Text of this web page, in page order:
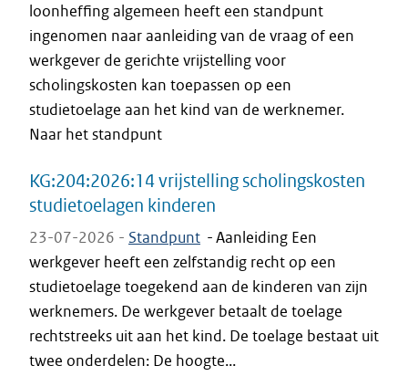
loonheffing algemeen heeft een standpunt
ingenomen naar aanleiding van de vraag of een
werkgever de gerichte vrijstelling voor
scholingskosten kan toepassen op een
studietoelage aan het kind van de werknemer.
Naar het standpunt
KG:204:2026:14 vrijstelling scholingskosten
studietoelagen kinderen
23-07-2026 - Standpunt -Aanleiding Een
werkgever heeft een zelfstandig recht op een
studietoelage toegekend aan de kinderen van zijn
werknemers. De werkgever betaalt de toelage
rechtstreeks uit aan het kind. De toelage bestaat uit
twee onderdelen: De hoogte...